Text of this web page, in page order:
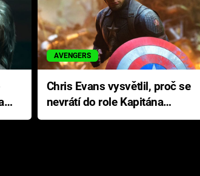
AVENGERS
Chris Evans vysvětlil, proč se
nevrátí do role Kapitána
Ameriky